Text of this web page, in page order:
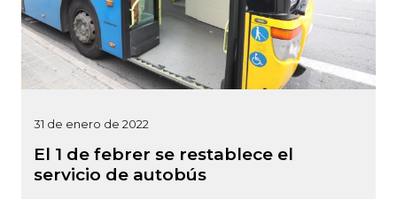
31 de enero de 2022
El 1 de febrer se restablece el
servicio de autobús